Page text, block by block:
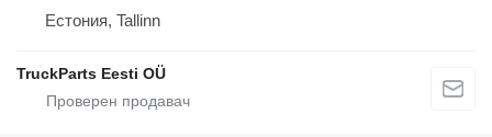
Естония, Tallinn
TruckParts Eesti OÜ